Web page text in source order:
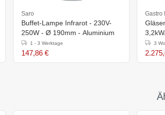
Saro
Buffet-Lampe Infrarot - 230V-
250W - Ø 190mm - Aluminium
1 - 3 Werktage
147,86 €
Gastro
3